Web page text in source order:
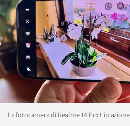
La fotocamera di Realme 14 Pro+ in azione